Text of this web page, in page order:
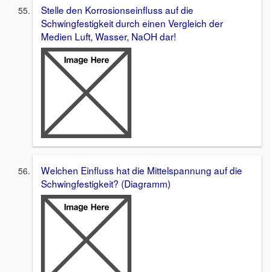
Stelle den Korrosionseinfluss auf die
Schwingfestigkeit durch einen Vergleich der
Medien Luft, Wasser, NaOH dar!
Welchen Einfluss hat die Mittelspannung auf die
Schwingfestigkeit? (Diagramm)